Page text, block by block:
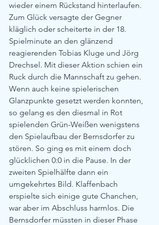
wieder einem Rückstand hinterlaufen.
Zum Glück versagte der Gegner
kläglich oder scheiterte in der 18.
Spielminute an den glänzend
reagierenden Tobias Kluge und Jörg
Drechsel. Mit dieser Aktion schien ein
Ruck durch die Mannschaft zu gehen.
Wenn auch keine spielerischen
Glanzpunkte gesetzt werden konnten,
so gelang es den diesmal in Rot
spielenden Grün-Weißen wenigstens
den Spielaufbau der Bernsdorfer zu
stören. So ging es mit einem doch
glücklichen 0:0 in die Pause. In der
zweiten Spielhälfte dann ein
umgekehrtes Bild. Klaffenbach
erspielte sich einige gute Chanchen,
war aber im Abschluss harmlos. Die
Bernsdorfer müssten in dieser Phase